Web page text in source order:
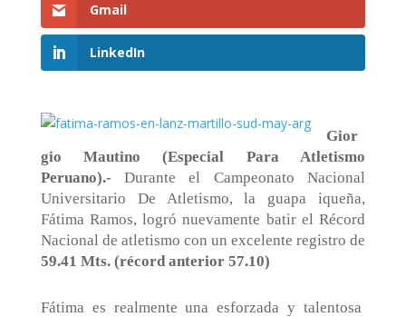
Gmail
LinkedIn
Gior
gio Mautino (Especial Para Atletismo
Peruano).- Durante el Campeonato Nacional
Universitario De Atletismo, la guapa iqueña,
Fátima Ramos, logró nuevamente batir el Récord
Nacional de atletismo con un excelente registro de
59.41 Mts. (récord anterior 57.10)
Fátima es realmente una esforzada y talentosa